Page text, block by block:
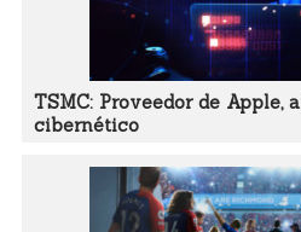
TSMC: Proveedor de Apple,
cibernético